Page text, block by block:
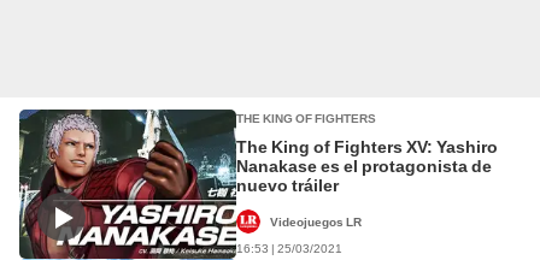
THE KING OF FIGHTERS
The King of Fighters XV: Yashiro
Nanakase es el protagonista de
nuevo tráiler
Videojuegos LR
16:53 | 25/03/2021